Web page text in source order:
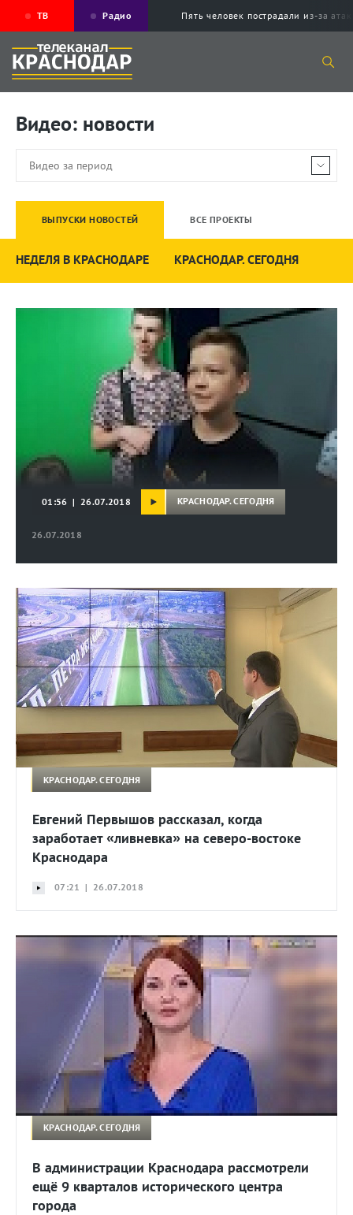
ТВ Радио Пять человек пострадали из-за
Видео: новости
ВЫПУСКИ НОВОСТЕЙ ВСЕ ПРОЕКТЫ
НЕДЕЛЯ В КРАСНОДАРЕ КРАСНОДАР. СЕГОДНЯ
26.07.2018
01:56 | 26.07.2018 КРАСНОДАР. СЕГОДНЯ
КРАСНОДАР. СЕГОДНЯ
Евгений Первышов рассказал, когда
заработает «ливневка» на северо-востоке
Краснодара
07:21 | 26.07.2018
КРАСНОДАР. СЕГОДНЯ
В администрации Краснодара рассмотрели
ещё 9 кварталов исторического центра
города